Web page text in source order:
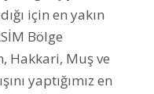
için en yakın
Bölge
Hakkari, Muş ve
yaptığımız en